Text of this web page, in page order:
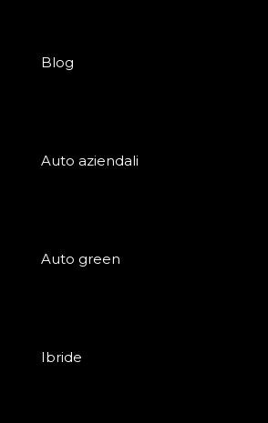
Blog
Auto aziendali
Auto green
Ibride